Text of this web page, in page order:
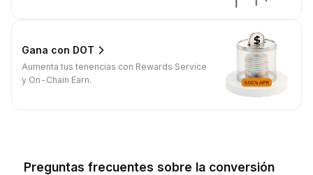
Gana con DOT
Aumenta tus tenencias con Rewards Service
y On-Chain Earn.
Preguntas frecuentes sobre la conversión